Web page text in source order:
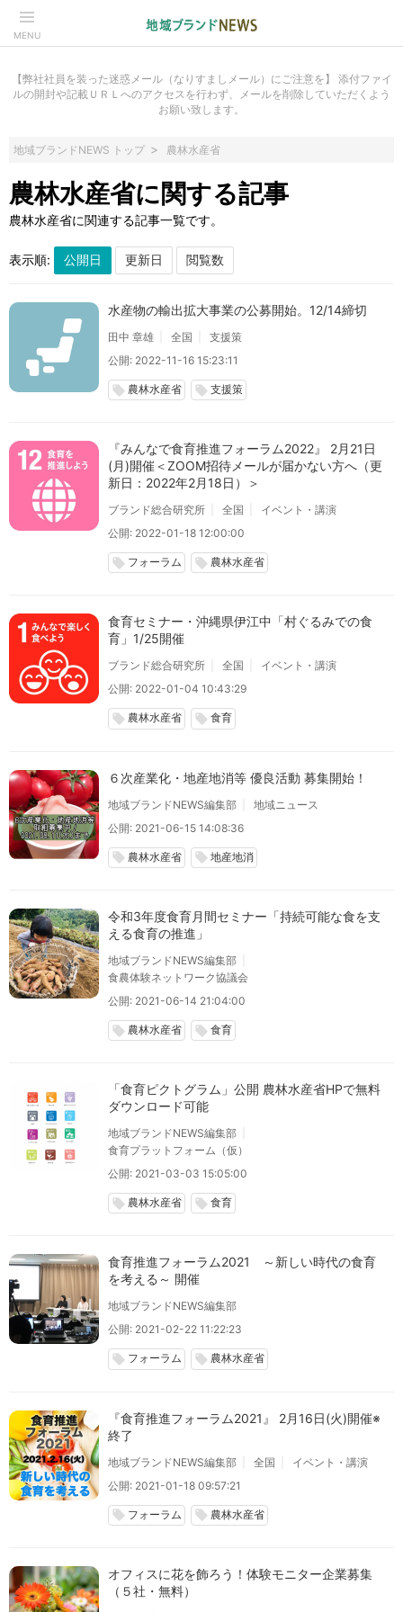
MENU
【弊社社員を装った迷惑メール（なりすましメール）にご注意を】 添付ファイ
ルの開封や記載ＵＲＬへのアクセスを行わず、メールを削除していただくよう
お願い致します。
地域ブランドNEWS トップ 農林水産省
農林水産省に関する記事
農林水産省に関連する記事一覧です。
表示順:
水産物の輸出拡大事業の公募開始。12/14締切
田中 章雄 全国
支援策
公開: 2022-11-16 15:23:11
local_offer 農林水産省 local_offer 支援策
『みんなで食育推進フォーラム2022』 2月21日
(月)開催＜ZOOM招待メールが届かない方へ（更
新日：2022年2月18日）＞
ブランド総合研究所 全国
イベント・講演
公開: 2022-01-18 12:00:00
local_offer フォーラム local_offer 農林水産省
食育セミナー・沖縄県伊江中「村ぐるみでの食
育」1/25開催
ブランド総合研究所 全国
イベント・講演
公開: 2022-01-04 10:43:29
local_offer 農林水産省 local_offer 食育
６次産業化・地産地消等 優良活動 募集開始！
地域ブランドNEWS編集部
地域ニュース
公開: 2021-06-15 14:08:36
local_offer 農林水産省 local_offer 地産地消
令和3年度食育月間セミナー「持続可能な食を支
える食育の推進」
地域ブランドNEWS編集部
食農体験ネットワーク協議会
公開: 2021-06-14 21:04:00
local_offer 農林水産省 local_offer 食育
「食育ピクトグラム」公開 農林水産省HPで無料
ダウンロード可能
地域ブランドNEWS編集部
食育プラットフォーム（仮）
公開: 2021-03-03 15:05:00
local_offer 農林水産省 local_offer 食育
食育推進フォーラム2021 ～新しい時代の食育
を考える～ 開催
地域ブランドNEWS編集部
公開: 2021-02-22 11:22:23
local_offer フォーラム local_offer 農林水産省
『食育推進フォーラム2021』 2月16日(火)開催※
終了
地域ブランドNEWS編集部 全国
イベント・講演
公開: 2021-01-18 09:57:21
local_offer フォーラム local_offer 農林水産省
オフィスに花を飾ろう！体験モニター企業募集
（５社・無料）